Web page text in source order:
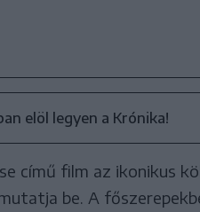
elöl legyen a Krónika!
című film az ikonikus
be. A